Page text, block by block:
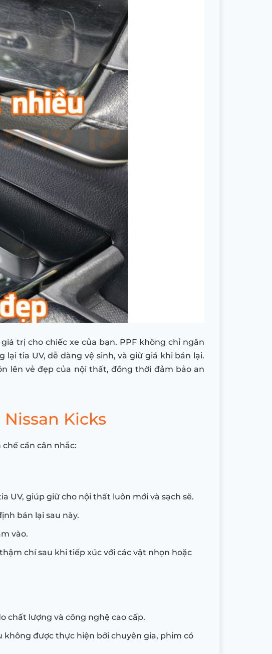
trị cho chiếc xe của bạn. PPF không chỉ ngăn
tia UV, dễ dàng vệ sinh, và giữ giá khi bán lại.
lên vẻ đẹp của nội thất, đồng thời đảm bảo an
Kicks
cần cân nhắc:
UV, giúp giữ cho nội thất luôn mới và sạch sẽ.
bán lại sau này.
vào.
chí sau khi tiếp xúc với các vật nhọn hoặc
chất lượng và công nghệ cao cấp.
không được thực hiện bởi chuyên gia, phim có